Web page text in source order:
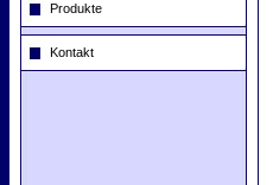
Produkte
Kontakt